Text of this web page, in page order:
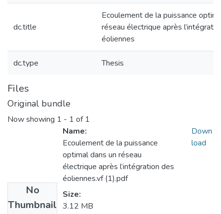
dc.title
Ecoulement de la puissance
réseau électrique après
éoliennes
dc.type Thesis
Files
Original bundle
Now showing 1 - 1 of 1
No
Thumbnail
Name:
Ecoulement de la puissance
optimal dans un réseau
électrique après l’intégration des
éoliennes.vf (1).pdf
Size:
3.12 MB
Down
load